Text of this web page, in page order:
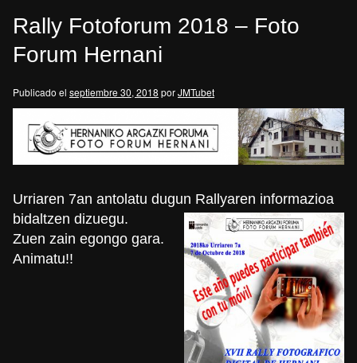
Rally Fotoforum 2018 – Foto
Forum Hernani
Publicado el septiembre 30, 2018 porJMTubet
Urriaren 7an antolatu dugun Rallyaren informazioa
bidaltzen dizuegu.
Zuen zain egongo gara.
Animatu!!